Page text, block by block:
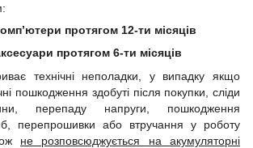
протягом 12-ти місяців
протягом 6-ти місяців
технічні неполадки, у випадку якщо
пошкодження здобуті після покупки, сліди
перепаду напруги, пошкодження
перепрошивки або втручання у роботу
не розповсюджується на акумуляторні